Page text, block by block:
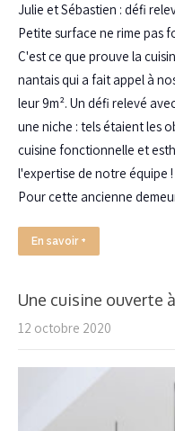
Julie et Sébastien : défi
Petite surface ne rime pas
C'est ce que prouve la
nantais qui a fait appel à
leur 9m². Un défi relevé
une niche : tels étaient les
cuisine fonctionnelle et
l'expertise de notre équipe
Pour cette ancienne
En savoir +
Une cuisine ouverte
12 octobre 2020